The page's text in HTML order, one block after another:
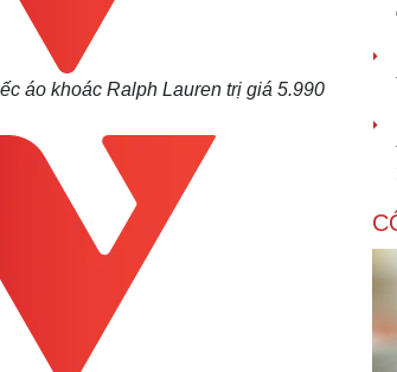
áo khoác Ralph Lauren trị giá 5.990